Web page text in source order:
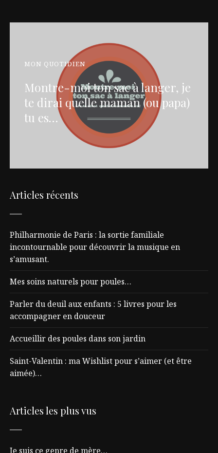
MON QUOTIDIEN
Montre-moi ton sac à langer, je
te dirai quelle maman (ou papa)
tu es…
Articles récents
Philharmonie de Paris : la sortie familiale
incontournable pour découvrir la musique en
s’amusant.
Mes soins naturels pour poules…
Parler du deuil aux enfants : 5 livres pour les
accompagner en douceur
Accueillir des poules dans son jardin
Saint-Valentin : ma Wishlist pour s’aimer (et être
aimée)…
Articles les plus vus
Je suis ce genre de mère…